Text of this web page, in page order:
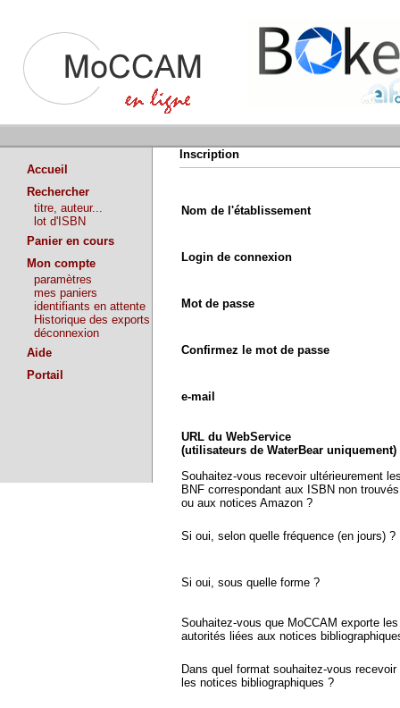
Accueil
Rechercher
titre, auteur...
lot d'ISBN
Panier en cours
Mon compte
paramètres
mes paniers
identifiants en attente
Historique des exports
déconnexion
Aide
Portail
Inscription
Nom de l'établissement
Login de connexion
Mot de passe
Confirmez le mot de passe
e-mail
URL du WebService
(utilisateurs de WaterBear uniquement)
Souhaitez-vous recevoir ultérieurement
BNF correspondant aux ISBN non trouvés
ou aux notices Amazon ?
Si oui, selon quelle fréquence (en jours) ?
Si oui, sous quelle forme ?
Souhaitez-vous que MoCCAM exporte
autorités liées aux notices
Dans quel format souhaitez-vous recevoir
les notices bibliographiques ?